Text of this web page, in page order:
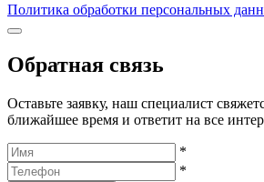
Политика обработки персональных
Обратная связь
Оставьте заявку, наш специалист
ближайшее время и ответит на все
*
*